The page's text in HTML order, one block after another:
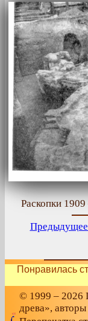
Раскопки 1909
Понравилась
© 1999 – 2026
древа», авторы